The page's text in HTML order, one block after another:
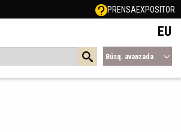
PRENSAEXPOSITOR
EU
Búsq. avanzada